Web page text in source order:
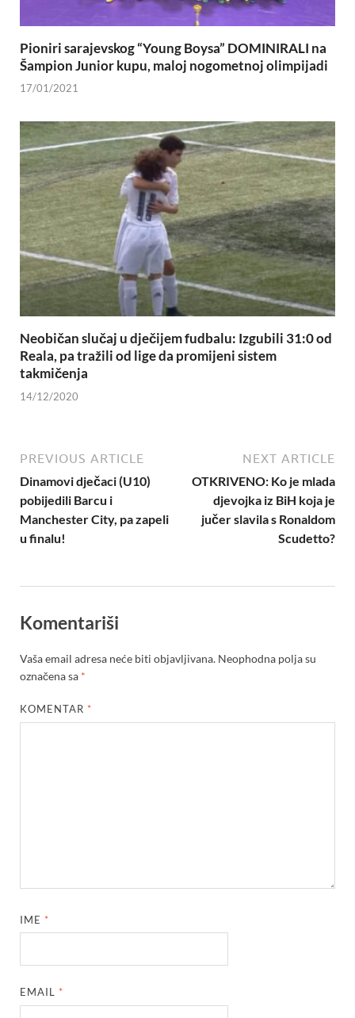
Pioniri sarajevskog “Young Boysa” DOMINIRALI na
Šampion Junior kupu, maloj nogometnoj olimpijadi
17/01/2021
Neobičan slučaj u dječijem fudbalu: Izgubili 31:0 od
Reala, pa tražili od lige da promijeni sistem
takmičenja
14/12/2020
PREVIOUS ARTICLE
Dinamovi dječaci (U10)
pobijedili Barcu i
Manchester City, pa zapeli
u finalu!
NEXT ARTICLE
OTKRIVENO: Ko je mlada
djevojka iz BiH koja je
jučer slavila s Ronaldom
Scudetto?
Komentariši
Vaša email adresa neće biti objavljivana. Neophodna polja su
označena sa *
KOMENTAR *
IME *
EMAIL *